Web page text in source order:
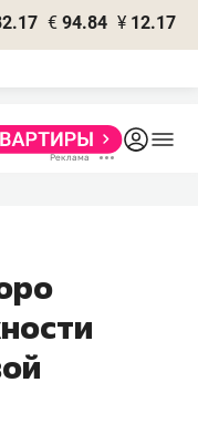
€ 94.84 ¥ 12.17